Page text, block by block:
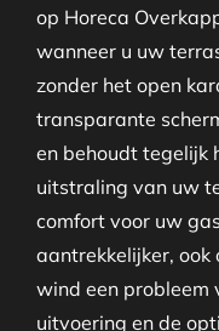
op Horeca
wanneer u uw
zonder het open
transparante
en behoudt tegelijk
uitstraling van uw
comfort voor uw
aantrekkelijker,
wind een probleem
uitvoering en de